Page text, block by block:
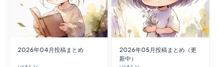
2026年04月投稿まとめ
2026年05月投稿まとめ（更
新中）